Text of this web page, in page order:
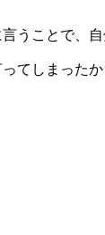
うことで、
てしまった